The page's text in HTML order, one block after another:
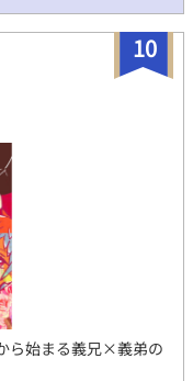
10
ら始まる義兄×義弟の